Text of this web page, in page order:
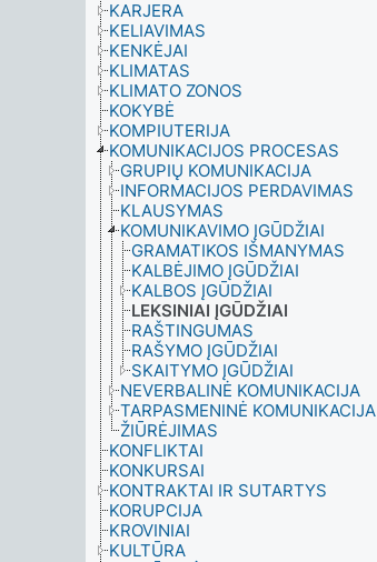
KARJERA
KELIAVIMAS
KENKĖJAI
KLIMATAS
KLIMATO ZONOS
KOKYBĖ
KOMPIUTERIJA
KOMUNIKACIJOS PROCESAS
GRUPIŲ KOMUNIKACIJA
INFORMACIJOS PERDAVIMAS
KLAUSYMAS
KOMUNIKAVIMO ĮGŪDŽIAI
GRAMATIKOS IŠMANYMAS
KALBĖJIMO ĮGŪDŽIAI
KALBOS ĮGŪDŽIAI
LEKSINIAI ĮGŪDŽIAI
RAŠTINGUMAS
RAŠYMO ĮGŪDŽIAI
SKAITYMO ĮGŪDŽIAI
NEVERBALINĖ KOMUNIKACIJA
TARPASMENINĖ KOMUNIKACIJA
ŽIŪRĖJIMAS
KONFLIKTAI
KONKURSAI
KONTRAKTAI IR SUTARTYS
KORUPCIJA
KROVINIAI
KULTŪRA